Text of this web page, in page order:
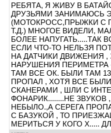
РЕБЯТА, Я ЖИВУ В
ДРУЗЬЯМИ ЗАНИМАЮСЬ
(МОТОКРОСС,ПРЫЖКИ С
Т.Д.) МНОГОЕ ВИДЕЛИ,
БОЛЕЕ НАПУГАТЬ.....ТАК
ЕСЛИ ЧТО-ТО НЕЛЬЗЯ
НА ДАТЧИКИ ДВИЖЕНИЯ
НАРУШЕНИЯ ПЕРИМЕТРА
ТАМ ВСЕ ОК. БЫЛИ ТАМ
ПРОПАЛ , ХОТЯ ВСЕ
СКАНЕРАМИ , ШЛИ С
ФОНАРИК........НЕ ЗВУКОВ
НЕБЫЛО.,А СЕРЕГА
С БАЗУКОЙ , ТО
МЕРИТЬСЯ У КОГО Х.....